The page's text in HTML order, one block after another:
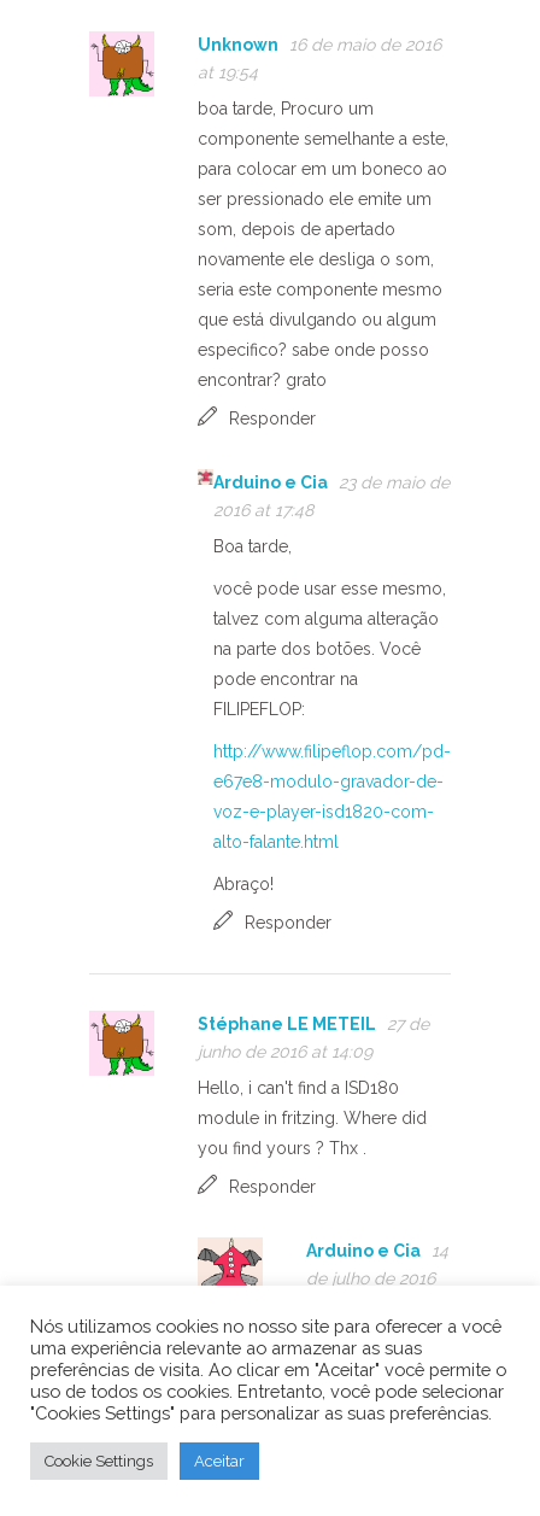
Unknown
16 de maio de 2016
at 19:54
boa tarde, Procuro um
componente semelhante a este,
para colocar em um boneco ao
ser pressionado ele emite um
som, depois de apertado
novamente ele desliga o som,
seria este componente mesmo
que está divulgando ou algum
especifico? sabe onde posso
encontrar? grato
Responder
Arduino e Cia
23 de maio de
2016 at 17:48
Boa tarde,
você pode usar esse mesmo,
talvez com alguma alteração
na parte dos botões. Você
pode encontrar na
FILIPEFLOP:
http://www.filipeflop.com/pd-
e67e8-modulo-gravador-de-
voz-e-player-isd1820-com-
alto-falante.html
Abraço!
Responder
Stéphane LE METEIL
27 de
junho de 2016 at 14:09
Hello, i can't find a ISD180
module in fritzing. Where did
you find yours ? Thx .
Responder
Arduino e Cia
14
de julho de 2016
Hi Stéphane,
I didnt find, so I
draw it for myself…
Nós utilizamos cookies no nosso site para oferecer a você
uma experiência relevante ao armazenar as suas
preferências de visita. Ao clicar em "Aceitar" você permite o
uso de todos os cookies. Entretanto, você pode selecionar
"Cookies Settings" para personalizar as suas preferências.
Cookie Settings Aceitar